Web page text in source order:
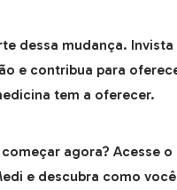
dessa mudança. Invista
e contribua para
tem a oferecer.
agora? Acesse o
e descubra como